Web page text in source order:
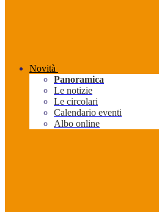
Novità
Panoramica
Le notizie
Le circolari
Calendario eventi
Albo online